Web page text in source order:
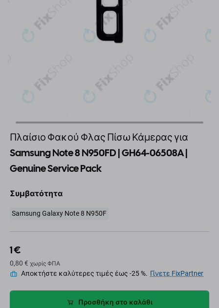
Πλαίσιο Φακού Φλας Πίσω Κάμερας για
Samsung Note 8 N950FD | GH64-06508A |
Genuine Service Pack
Συμβατότητα
Samsung Galaxy Note 8 N950F
1 €
0,80 € χωρίς ΦΠΑ
Αποκτήστε καλύτερες τιμές έως -25 %. Γίνετε FixPartner
Προσθήκη στο καλάθι